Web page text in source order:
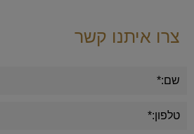
צרו איתנו קשר
Alternative: